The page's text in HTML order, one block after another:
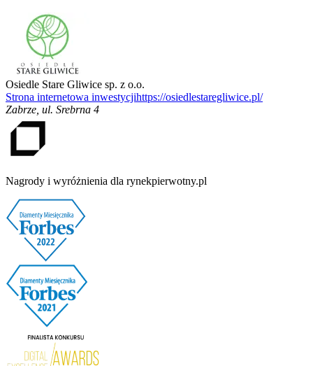
Osiedle Stare Gliwice sp. z o.o.
Strona internetowa inwestycjihttps://osiedlestaregliwice.pl/
Zabrze ul. Srebrna 4
Nagrody i wyróżnienia dla rynekpierwotny.pl